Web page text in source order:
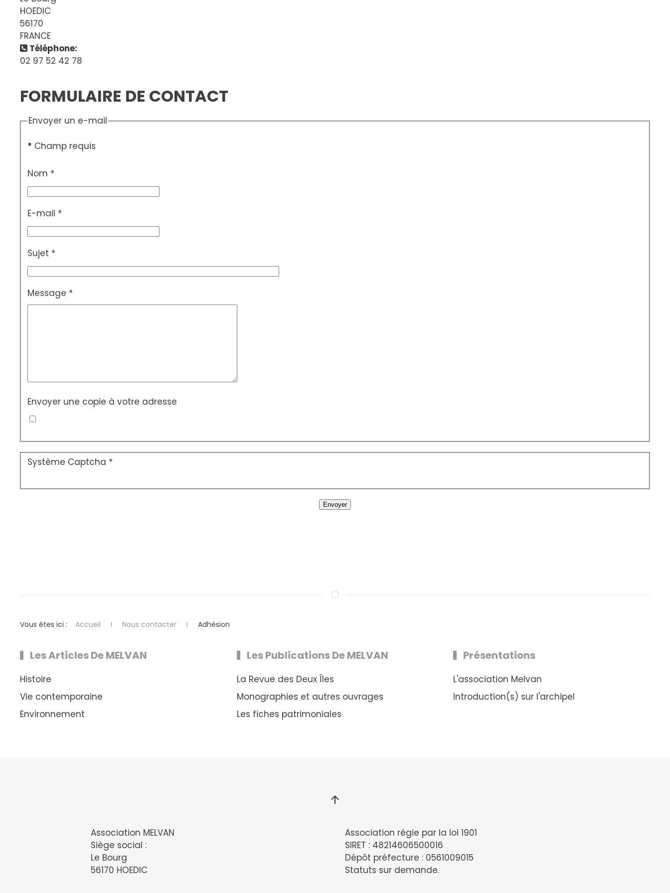
HOEDIC
56170
FRANCE
Téléphone:
02 97 52 42 78
FORMULAIRE DE CONTACT
Envoyer un e-mail
* Champ requis
Nom *
E-mail *
Sujet *
Message *
Envoyer une copie à votre adresse
Système Captcha *
Envoyer
Vous êtes ici : Accueil Nous contacter Adhésion
Les Articles De MELVAN
Histoire
Vie contemporaine
Environnement
Les Publications De MELVAN
La Revue des Deux Îles
Monographies et autres ouvrages
Les fiches patrimoniales
Présentations
L'association Melvan
Introduction(s) sur l'archipel
Association MELVAN
Siège social :
Le Bourg
56170 HOEDIC
Association régie par la loi 1901
SIRET : 48214606500016
Dépôt préfecture : 0561009015
Statuts sur demande.